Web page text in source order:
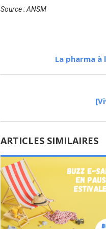
Source : ANSM
La pharma à
ARTICLES SIMILAIRES